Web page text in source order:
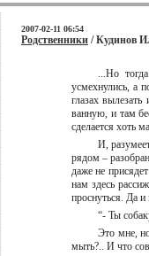
2007-02-11 06:54
Родственники / Кудинов
...Но
усмехнулись, а
глазах
ванную, и там
сделается хоть
И,
рядом –
даже не
нам здесь
проснуться. Да
“- Ты
Это мне,
мыть?.. И что